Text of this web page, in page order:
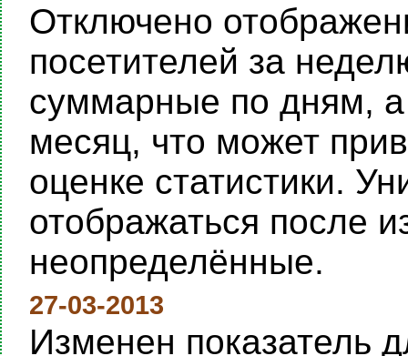
Отключено
посетителей за
суммарные по дням,
месяц, что может
оценке статистики.
отображаться после
неопределённые.
27-03-2013
Изменен показатель